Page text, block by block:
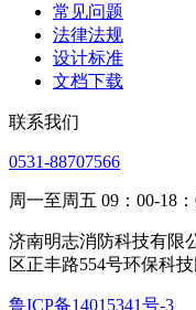
常见问题
法律法规
设计标准
文档下载
联系我们
0531-88707566
周一至周五 09：00-18
济南明志消防科技有限
区正丰路554号环保科
鲁ICP备14015341号-3